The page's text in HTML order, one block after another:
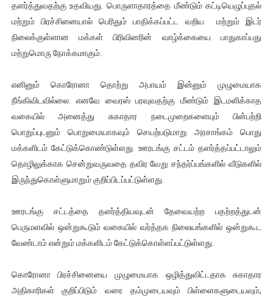
தளர்த்துவதற்கு உதவியது. பொருளாதாரத்தை மீண்டும் கட்டியெழுப்புதல்
மற்றும் பிரச்சினையால் பெரிதும் பாதிக்கப்பட்ட வறிய மற்றும் இடர்
நிலைக்குள்ளான மக்கள் பிரிவினரின் வாழ்க்கையை பாதுகாப்பது
மற்றுமொரு நோக்கமாகும்.
எனினும் கொரோனா தொற்று அபாயம் இன்னும் முழுமையாக
நீங்கிவிடவில்லை. எனவே வைரஸ் பரவுவதற்கு மீண்டும் இடமளிக்காத
வகையில் அனைத்து சுகாதார நடைமுறைகளையும் பின்பற்றி
பொறுப்புடனும் பொறுமையாகவும் செயற்படுமாறு அரசாங்கம் பொது
மக்களிடம் கேட்டுக்கொண்டுள்ளது. ஊரடங்கு சட்டம் தளர்த்தப்பட்டாலும்
தொழிலுக்காக சென்றுவருவதை தவிர வேறு சந்தர்ப்பங்களில் வீடுகளில்
இருந்துகொள்ளுமாறும் குறிப்பிடப்பட்டுள்ளது.
ஊரடங்கு சட்டத்தை தளர்த்தியவுடன் தேவையற்ற பதற்றத்துடன்
பெருமளவில் ஒன்றுகூடும் வகையில் வர்த்தக நிலையங்களில் ஒன்றுகூட
வேண்டாம் என்றும் மக்களிடம் கேட்டுக்கொள்ளப்பட்டுள்ளது.
கொரோனா பிரச்சினையை முழுமையாக ஒழித்துவிட்டதாக சுகாதார
அதிகாரிகள் குறிப்பிடும் வரை தம்முடையவும் பிள்ளைகளுடையவும்,